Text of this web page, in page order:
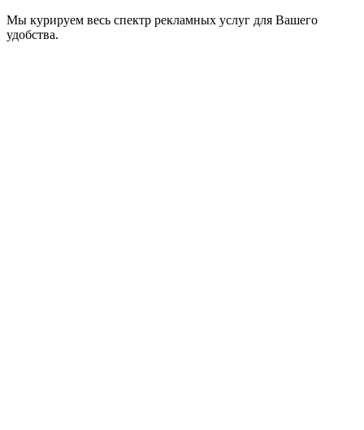
Мы курируем весь спектр рекламных услуг для Вашего
удобства.